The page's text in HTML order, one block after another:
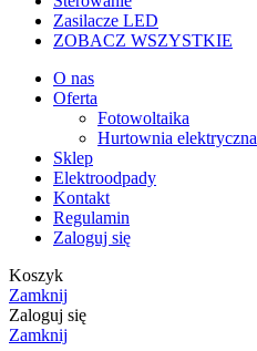
Zasilacze LED
ZOBACZ WSZYSTKIE
O nas
Oferta
Fotowoltaika
Hurtownia elektryczna
Sklep
Elektroodpady
Kontakt
Regulamin
Zaloguj się
Koszyk
Zamknij
Zaloguj się
Zamknij